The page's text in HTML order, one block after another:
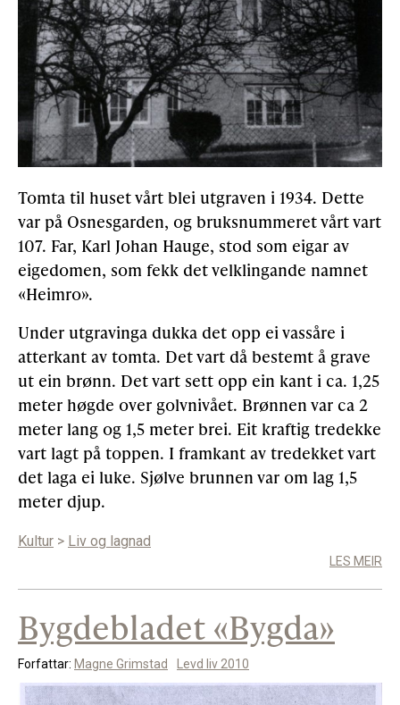
Tomta til huset vårt blei utgraven i 1934. Dette
var på Osnesgarden, og bruksnummeret vårt vart
107. Far, Karl Johan Hauge, stod som eigar av
eigedomen, som fekk det velklingande namnet
«Heimro».
Under utgravinga dukka det opp ei vassåre i
atterkant av tomta. Det vart då bestemt å grave
ut ein brønn. Det vart sett opp ein kant i ca. 1,25
meter høgde over golvnivået. Brønnen var ca 2
meter lang og 1,5 meter brei. Eit kraftig tredekke
vart lagt på toppen. I framkant av tredekket vart
det laga ei luke. Sjølve brunnen var om lag 1,5
meter djup.
Kultur > Liv og lagnad
LES MEIR
Bygdebladet «Bygda»
Forfattar: Magne Grimstad Levd liv 2010